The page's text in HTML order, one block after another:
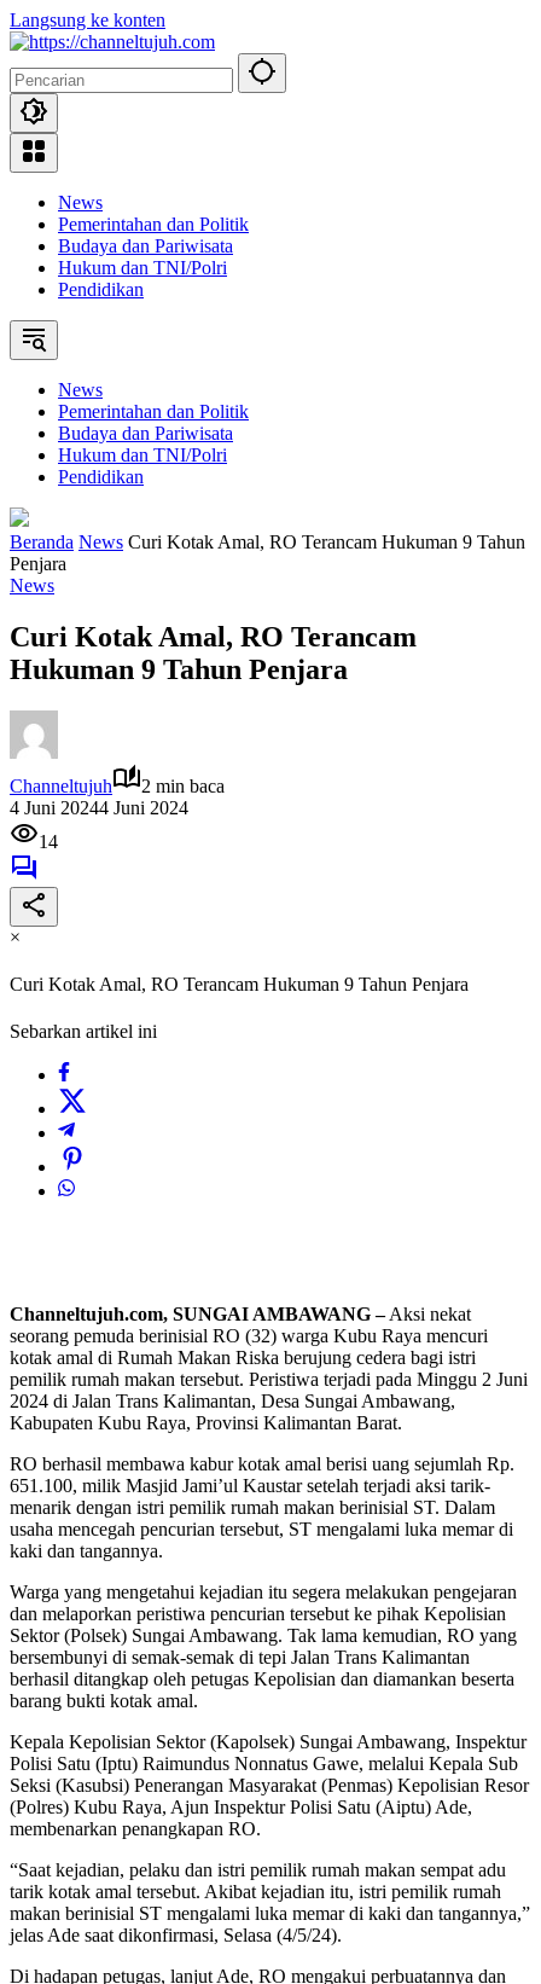
Langsung ke konten
News
Pemerintahan dan Politik
Budaya dan Pariwisata
Hukum dan TNI/Polri
Pendidikan
News
Pemerintahan dan Politik
Budaya dan Pariwisata
Hukum dan TNI/Polri
Pendidikan
Beranda News Curi Kotak Amal, RO Terancam Hukuman 9 Tahun
Penjara
News
Curi Kotak Amal, RO Terancam
Hukuman 9 Tahun Penjara
Channeltujuh
2 min baca
4 Juni 20244 Juni 2024
14
×
Curi Kotak Amal, RO Terancam Hukuman 9 Tahun Penjara
Sebarkan artikel ini
Channeltujuh.com, SUNGAI AMBAWANG –Aksi nekat
seorang pemuda berinisial RO (32) warga Kubu Raya mencuri
kotak amal di Rumah Makan Riska berujung cedera bagi istri
pemilik rumah makan tersebut. Peristiwa terjadi pada Minggu 2 Juni
2024 di Jalan Trans Kalimantan, Desa Sungai Ambawang,
Kabupaten Kubu Raya, Provinsi Kalimantan Barat.
RO berhasil membawa kabur kotak amal berisi uang sejumlah Rp.
651.100, milik Masjid Jami’ul Kaustar setelah terjadi aksi tarik-
menarik dengan istri pemilik rumah makan berinisial ST. Dalam
usaha mencegah pencurian tersebut, ST mengalami luka memar di
kaki dan tangannya.
Warga yang mengetahui kejadian itu segera melakukan pengejaran
dan melaporkan peristiwa pencurian tersebut ke pihak Kepolisian
Sektor (Polsek) Sungai Ambawang. Tak lama kemudian, RO yang
bersembunyi di semak-semak di tepi Jalan Trans Kalimantan
berhasil ditangkap oleh petugas Kepolisian dan diamankan beserta
barang bukti kotak amal.
Kepala Kepolisian Sektor (Kapolsek) Sungai Ambawang, Inspektur
Polisi Satu (Iptu) Raimundus Nonnatus Gawe, melalui Kepala Sub
Seksi (Kasubsi) Penerangan Masyarakat (Penmas) Kepolisian Resor
(Polres) Kubu Raya, Ajun Inspektur Polisi Satu (Aiptu) Ade,
membenarkan penangkapan RO.
“Saat kejadian, pelaku dan istri pemilik rumah makan sempat adu
tarik kotak amal tersebut. Akibat kejadian itu, istri pemilik rumah
makan berinisial ST mengalami luka memar di kaki dan tangannya,”
jelas Ade saat dikonfirmasi, Selasa (4/5/24).
Di hadapan petugas, lanjut Ade, RO mengakui perbuatannya dan